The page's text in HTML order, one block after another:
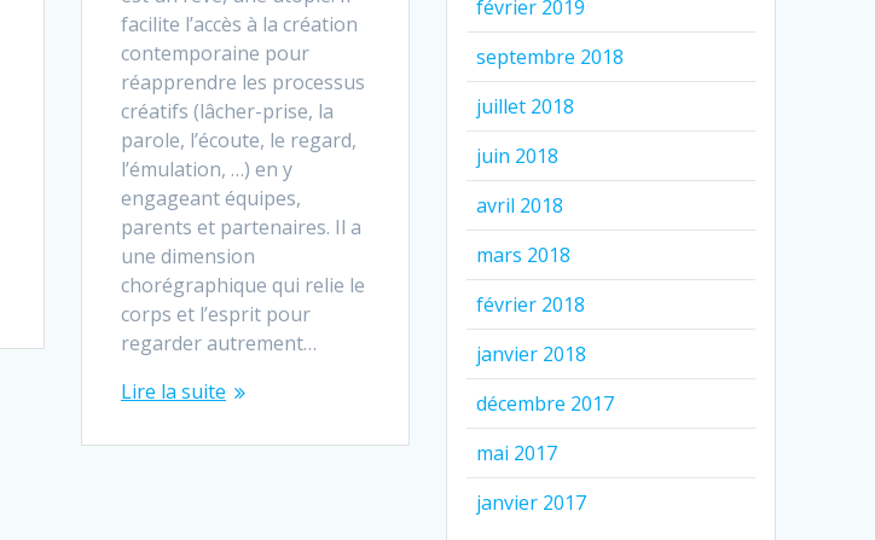
facilite l’accès à la création
contemporaine pour
réapprendre les processus
créatifs (lâcher-prise, la
parole, l’écoute, le regard,
l’émulation, …) en y
engageant équipes,
parents et partenaires. Il a
une dimension
chorégraphique qui relie le
corps et l’esprit pour
regarder autrement…
Lire la suite
février 2019
septembre 2018
juillet 2018
juin 2018
avril 2018
mars 2018
février 2018
janvier 2018
décembre 2017
mai 2017
janvier 2017